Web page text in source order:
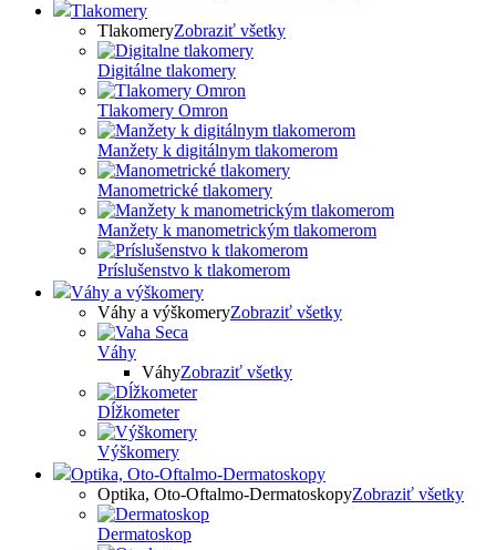
Tlakomery
TlakomeryZobraziť všetky
Digitálne tlakomery
Tlakomery Omron
Manžety k digitálnym tlakomerom
Manometrické tlakomery
Manžety k manometrickým tlakomerom
Príslušenstvo k tlakomerom
Váhy a výškomery
Váhy a výškomeryZobraziť všetky
Váhy
VáhyZobraziť všetky
Dĺžkometer
Výškomery
Optika, Oto-Oftalmo-Dermatoskopy
Optika, Oto-Oftalmo-DermatoskopyZobraziť všetky
Dermatoskop